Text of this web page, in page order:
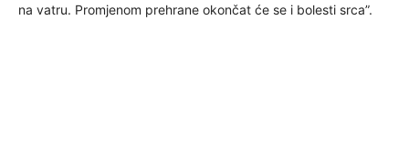
na vatru. Promjenom prehrane okončat će se i bolesti srca”.